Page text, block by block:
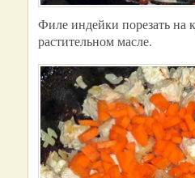
Филе индейки порезать на
растительном масле.